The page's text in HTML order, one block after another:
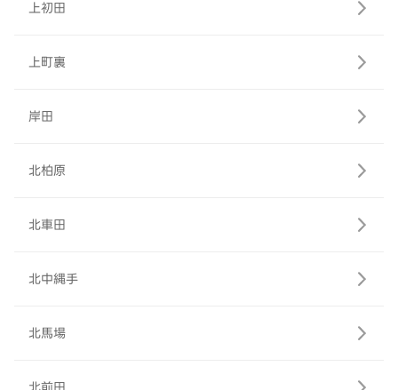
上初田
上町裏
岸田
北柏原
北車田
北中縄手
北馬場